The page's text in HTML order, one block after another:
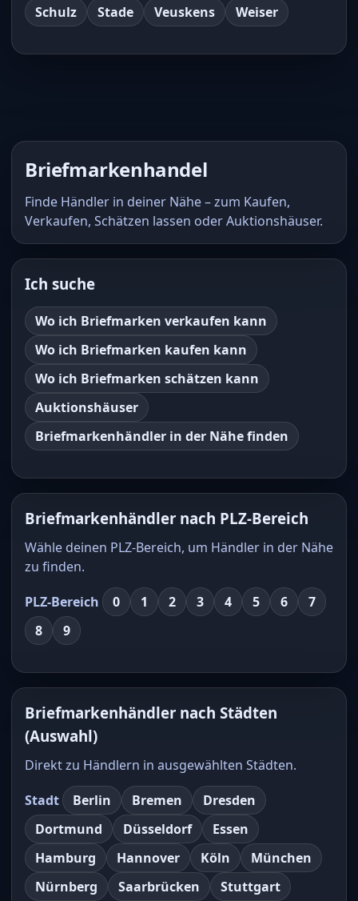
Schulz Stade Veuskens Weiser
Briefmarkenhandel
Finde Händler in deiner Nähe – zum Kaufen,
Verkaufen, Schätzen lassen oder Auktionshäuser.
Ich suche
Wo ich Briefmarken verkaufen kann
Wo ich Briefmarken kaufen kann
Wo ich Briefmarken schätzen kann
Auktionshäuser
Briefmarkenhändler in der Nähe finden
Briefmarkenhändler nach PLZ-Bereich
Wähle deinen PLZ-Bereich, um Händler in der Nähe
zu finden.
PLZ-Bereich
0 1 2 3 4 5 6
7
8
9
Briefmarkenhändler nach Städten
(Auswahl)
Direkt zu Händlern in ausgewählten Städten.
Stadt
Berlin Bremen
Dresden
Dortmund
Düsseldorf
Essen
Hamburg
Hannover Köln
München
Nürnberg
Saarbrücken Stuttgart